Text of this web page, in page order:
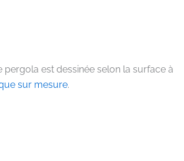
est dessinée selon la surface à
sur mesure.